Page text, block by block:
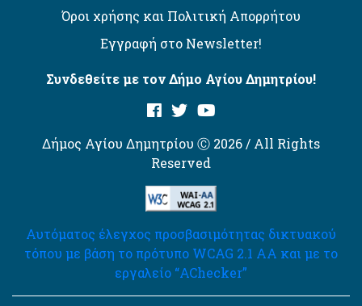
Όροι χρήσης και Πολιτική Απορρήτου
Εγγραφή στο Newsletter!
Συνδεθείτε με τον Δήμο Αγίου Δημητρίου!
Δήμος Αγίου Δημητρίου Ⓒ 2026 / All Rights
Reserved
Αυτόματος έλεγχος προσβασιμότητας δικτυακού
τόπου με βάση το πρότυπο WCAG 2.1 AA και με το
εργαλείο “AChecker”